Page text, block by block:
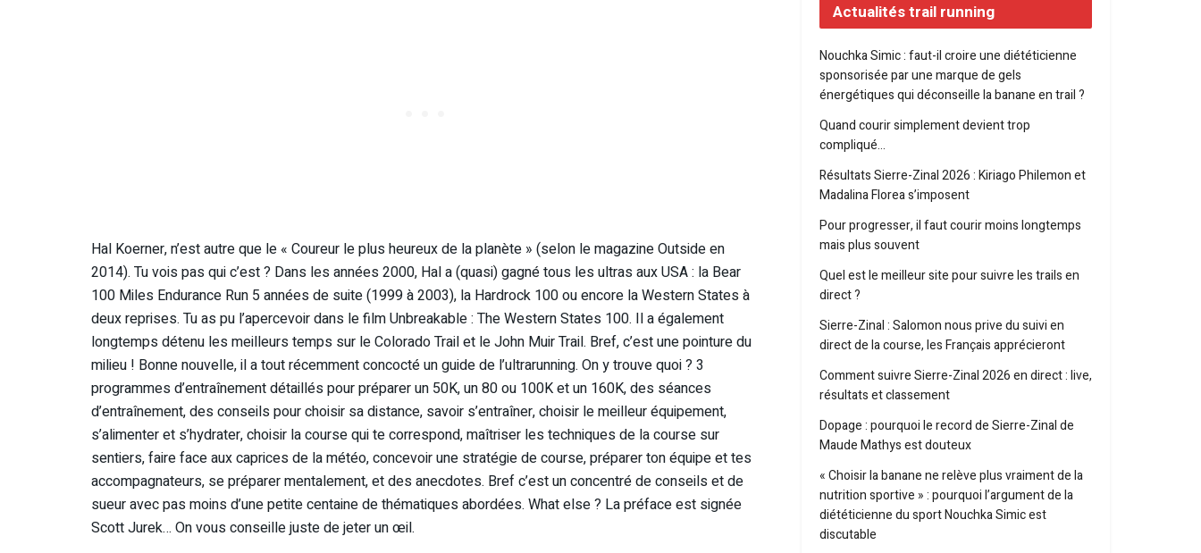
Hal Koerner, n’est autre que le « Coureur le plus heureux de la planète » (selon le magazine Outside en
2014). Tu vois pas qui c’est ? Dans les années 2000, Hal a (quasi) gagné tous les ultras aux USA : la Bear
100 Miles Endurance Run 5 années de suite (1999 à 2003), la Hardrock 100 ou encore la Western States à
deux reprises. Tu as pu l’apercevoir dans le film Unbreakable : The Western States 100. Il a également
longtemps détenu les meilleurs temps sur le Colorado Trail et le John Muir Trail. Bref, c’est une pointure du
milieu ! Bonne nouvelle, il a tout récemment concocté un guide de l’ultrarunning. On y trouve quoi ? 3
programmes d’entraînement détaillés pour préparer un 50K, un 80 ou 100K et un 160K, des séances
d’entraînement, des conseils pour choisir sa distance, savoir s’entraîner, choisir le meilleur équipement,
s’alimenter et s’hydrater, choisir la course qui te correspond, maîtriser les techniques de la course sur
sentiers, faire face aux caprices de la météo, concevoir une stratégie de course, préparer ton équipe et tes
accompagnateurs, se préparer mentalement, et des anecdotes. Bref c’est un concentré de conseils et de
sueur avec pas moins d’une petite centaine de thématiques abordées. What else ? La préface est signée
Scott Jurek… On vous conseille juste de jeter un œil.
Actualités trail running
Nouchka Simic : faut-il croire une diététicienne
sponsorisée par une marque de gels
énergétiques qui déconseille la banane en trail ?
Quand courir simplement devient trop
compliqué…
Résultats Sierre-Zinal 2026 : Kiriago Philemon et
Madalina Florea s’imposent
Pour progresser, il faut courir moins longtemps
mais plus souvent
Quel est le meilleur site pour suivre les trails en
direct ?
Sierre-Zinal : Salomon nous prive du suivi en
direct de la course, les Français apprécieront
Comment suivre Sierre-Zinal 2026 en direct : live,
résultats et classement
Dopage : pourquoi le record de Sierre-Zinal de
Maude Mathys est douteux
« Choisir la banane ne relève plus vraiment de la
nutrition sportive » : pourquoi l’argument de la
diététicienne du sport Nouchka Simic est
discutable